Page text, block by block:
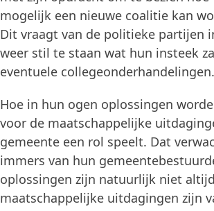
mogelijk een nieuwe coalitie kan
Dit vraagt van de politieke partijen
weer stil te staan wat hun insteek
eventuele collegeonderhandelingen.
Hoe in hun ogen oplossingen
voor de maatschappelijke
gemeente een rol speelt. Dat
immers van hun
oplossingen zijn natuurlijk niet
maatschappelijke uitdagingen zijn